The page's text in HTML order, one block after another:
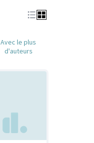
Avec le plus
d'auteurs